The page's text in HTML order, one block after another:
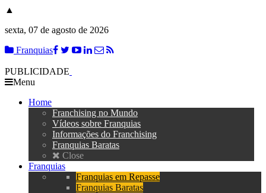
▲
sexta, 07 de agosto de 2026
Franquias
PUBLICIDADE
Menu
Home
Franchising no Mundo
Vídeos sobre Franquias
Informações do Franchising
Franquias Baratas
Close
Franquias
Franquias em Repasse
Franquias Baratas